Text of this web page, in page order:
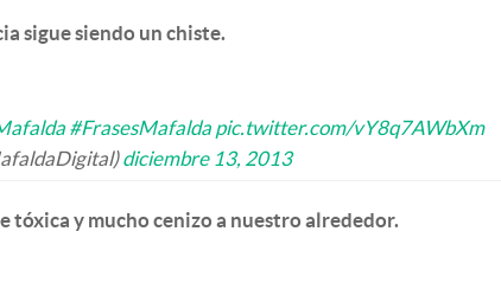
sigue siendo un chiste.
#FrasesMafalda pic.twitter.com/vY8q7AWbXm
diciembre 13, 2013
tóxica y mucho cenizo a nuestro alrededor.